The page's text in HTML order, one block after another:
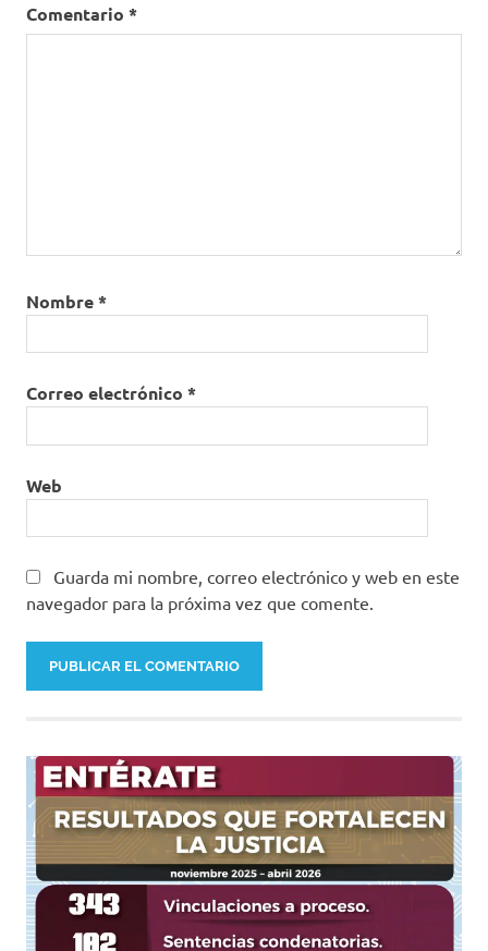
Comentario *
Nombre*
Correo electrónico *
Web
Guarda mi nombre, correo electrónico y web en este
navegador para la próxima vez que comente.